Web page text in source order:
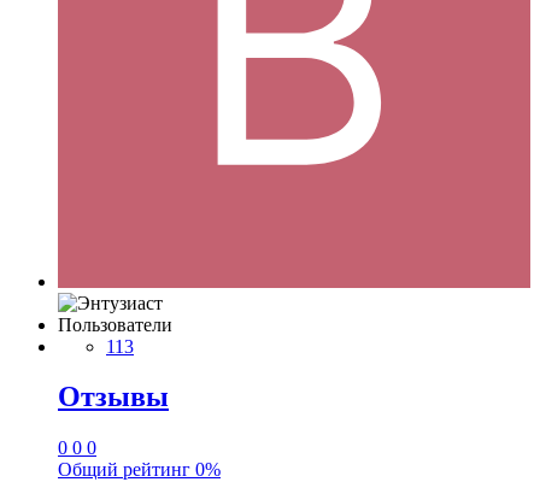
Пользователи
113
Отзывы
0 0 0
Общий рейтинг 0%